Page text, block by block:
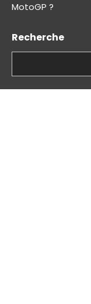
MotoGP ?
Recherche